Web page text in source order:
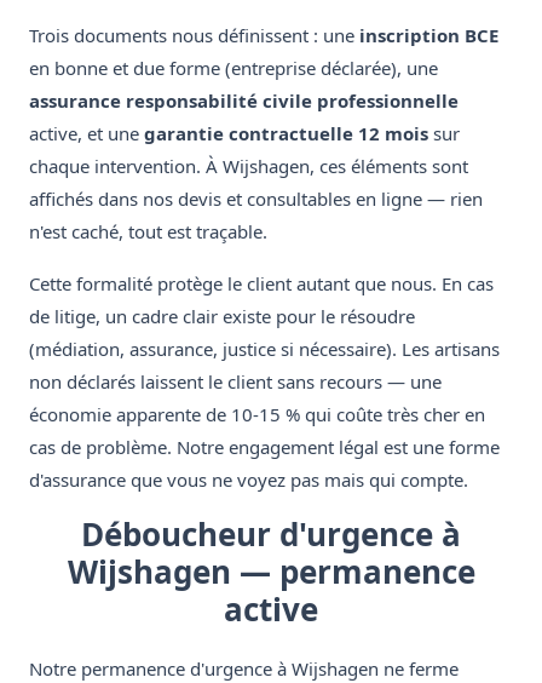
Trois documents nous définissent : une inscription BCE
en bonne et due forme (entreprise déclarée), une
assurance responsabilité civile professionnelle
active, et une garantie contractuelle 12 mois sur
chaque intervention. À Wijshagen, ces éléments sont
affichés dans nos devis et consultables en ligne — rien
n'est caché, tout est traçable.
Cette formalité protège le client autant que nous. En cas
de litige, un cadre clair existe pour le résoudre
(médiation, assurance, justice si nécessaire). Les artisans
non déclarés laissent le client sans recours — une
économie apparente de 10-15 % qui coûte très cher en
cas de problème. Notre engagement légal est une forme
d'assurance que vous ne voyez pas mais qui compte.
Déboucheur d'urgence à
Wijshagen — permanence
active
Notre permanence d'urgence à Wijshagen ne ferme